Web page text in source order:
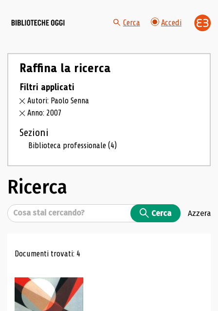
Cerca Accedi
Raffina la ricerca
Filtri applicati
Autori: Paolo Senna
Anno: 2007
Sezioni
Biblioteca professionale(4)
Ricerca
Cerca Cerca Azzera
Risultati di ricerca
Documenti trovati: 4